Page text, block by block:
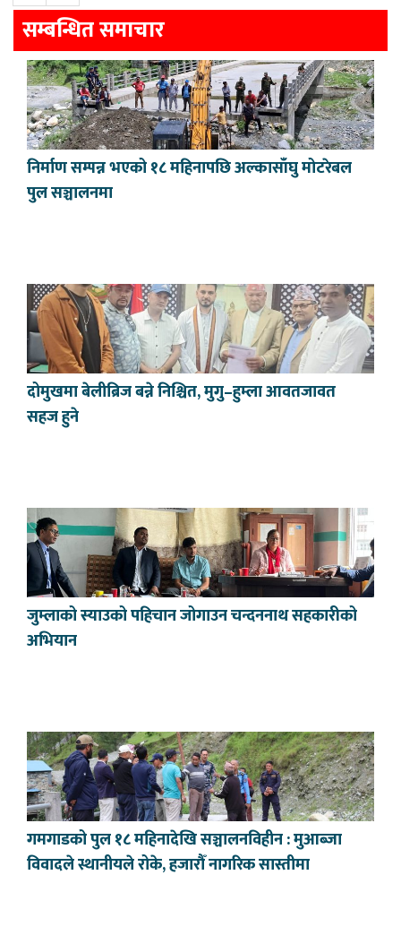
सम्बन्धित समाचार
निर्माण सम्पन्न भएको १८ महिनापछि अल्कासाँघु मोटरेबल
पुल सञ्चालनमा
दोमुखमा बेलीब्रिज बन्ने निश्चित, मुगु–हुम्ला आवतजावत
सहज हुने
जुम्लाको स्याउको पहिचान जोगाउन चन्दननाथ सहकारीको
अभियान
गमगाडको पुल १८ महिनादेखि सञ्चालनविहीन : मुआब्जा
विवादले स्थानीयले रोके, हजारौँ नागरिक सास्तीमा